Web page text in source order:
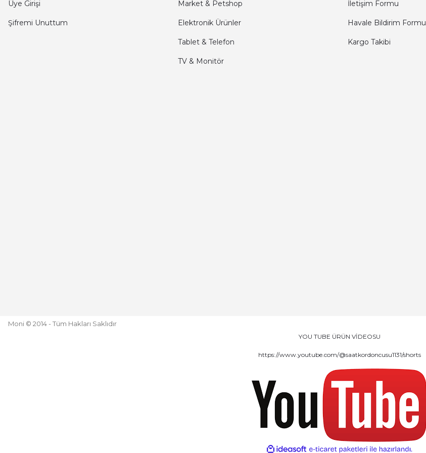
seiko astron kordon 7x52
Üye Girişi
Şifremi Unuttum
Market & Petshop
Elektronik Ürünler
Tablet & Telefon
TV & Monitör
İletişim Formu
Havale Bildirim Formu
Kargo Takibi
Moni © 2014 - Tüm Hakları Saklıdır
YOU TUBE ÜRÜN VİDEOSU
https://www.youtube.com/@saatkordoncusu1131/shorts
ideasoft e-